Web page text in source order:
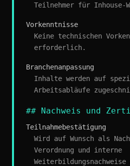
Teilnehmer für Inhouse-
Vorkenntnisse
Keine technischen
erforderlich.
Branchenanpassung
Inhalte werden auf
Arbeitsabläufe
## Nachweis und
Teilnahmebestätigung
Wird auf Wunsch als
Verordnung und interne